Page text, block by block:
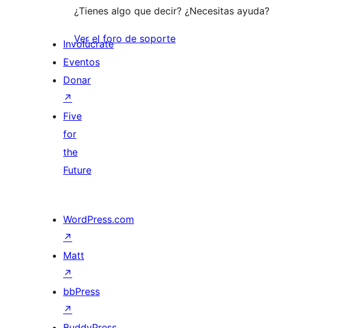
¿Tienes algo que decir? ¿Necesitas ayuda?
Ver el foro de soporte
Involúcrate
Eventos
Donar
↗
Five
for
the
Future
WordPress.com
↗
Matt
↗
bbPress
↗